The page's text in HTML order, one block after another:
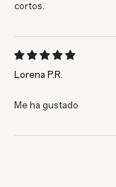
cortos.
Lorena P.R.
Me ha gustado